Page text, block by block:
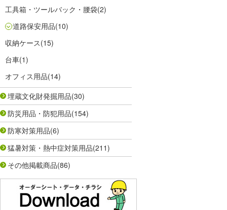
工具箱・ツールバック・腰袋(2)
道路保安用品(10)
収納ケース(15)
台車(1)
オフィス用品(14)
埋蔵文化財発掘用品(30)
防災用品・防犯用品(154)
防寒対策用品(6)
猛暑対策・熱中症対策用品(211)
その他掲載商品(86)